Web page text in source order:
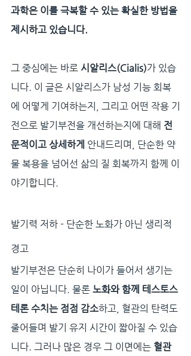
과학은 이를 극복할 수 있는 확실한 방법을
제시하고 있습니다.
그 중심에는 바로 시알리스(Cialis)가 있습
니다. 이 글은 시알리스가 남성 기능 회복
에 어떻게 기여하는지, 그리고 어떤 작용 기
전으로 발기부전을 개선하는지에 대해 전
문적이고 상세하게 안내드리며, 단순한 약
물 복용을 넘어선 삶의 질 회복까지 함께 이
야기합니다.
발기력 저하 - 단순한 노화가 아닌 생리적
경고
발기부전은 단순히 나이가 들어서 생기는
일이 아닙니다. 물론 노화와 함께 테스토스
테론 수치는 점점 감소하고, 혈관의 탄력도
줄어들며 발기 유지 시간이 짧아질 수 있습
니다. 그러나 많은 경우 그 이면에는 혈관